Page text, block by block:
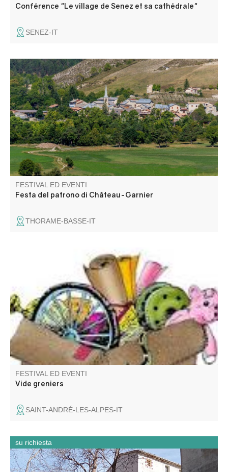
Conférence "Le village de Senez et sa cathédrale"
SENEZ-IT
Messe en l'église suivie d'un apéritif offert par la
municipalité. Concours de boules en doublette choie/ 3
boules et soirée fluo animée avec DJ Totor. Buvette et
snacking du comité des fêtes sur place.
FESTIVAL ED EVENTI
Festa del patrono di Château-Garnier
THORAME-BASSE-IT
Venez chiner dans les rues et places du village. Jouets,
objets de décoration, livres, vêtements.
FESTIVAL ED EVENTI
Vide greniers
SAINT-ANDRÉ-LES-ALPES-IT
Entrate come se foste in un mulino! L'unico museo del
genere nella regione! Questa ex fabbrica di tessuti è stata
su richiesta